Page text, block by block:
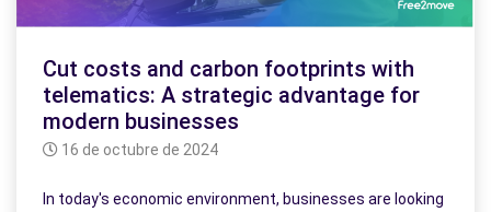
Cut costs and carbon footprints with
telematics: A strategic advantage for
modern businesses
16 de octubre de 2024
In today's economic environment, businesses are looking